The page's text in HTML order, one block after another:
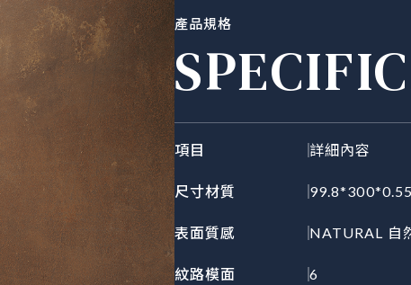
產品規格
項目 詳細內容
尺寸材質 99.8*300*0.55
表面質感 NATURAL 自
紋路模面 6